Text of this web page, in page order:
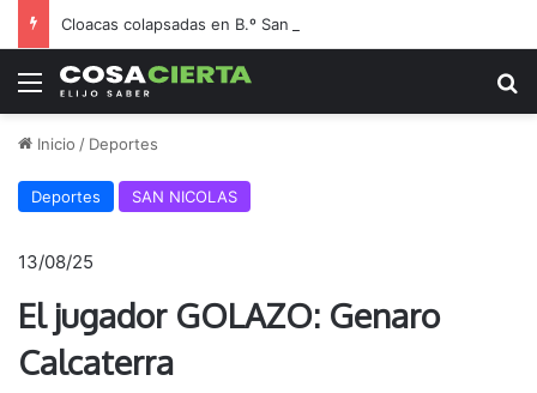
Menú
Inicio / Deportes
Deportes SAN NICOLAS
13/08/25
El jugador GOLAZO: Genaro
Calcaterra